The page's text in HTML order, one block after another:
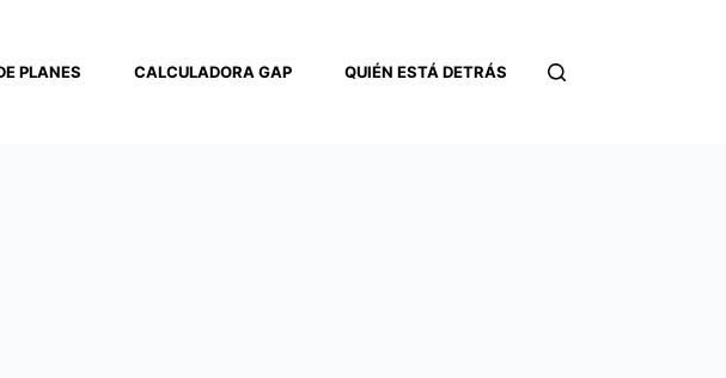
PLANES CALCULADORA GAP QUIÉN ESTÁ DETRÁS CONTACTO